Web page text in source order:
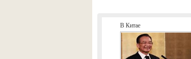
В Китае